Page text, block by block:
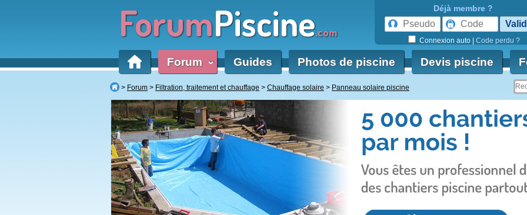
ForumPiscine.com
Déjà membre ?
Connexion auto Code perdu ?
Forum ‹ Guides Photos de piscine Devis piscine
Forum Filtration, traitement et chauffage Chauffage solaire Panneau solaire piscine